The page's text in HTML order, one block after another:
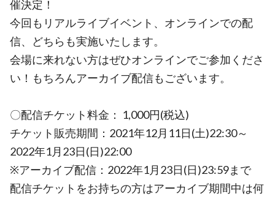
催決定！
今回もリアルライブイベント、オンラインでの配
信、どちらも実施いたします。
会場に来れない方はぜひオンラインでご参加くださ
い！もちろんアーカイブ配信もございます。
〇配信チケット料金： 1,000円(税込)
チケット販売期間：2021年12月11日(土)22:30～
2022年1月23日(日)22:00
※アーカイブ配信：2022年1月23日(日)23:59まで
配信チケットをお持ちの方はアーカイブ期間中は何